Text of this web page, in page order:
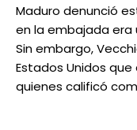
Maduro denunció
en la embajada era
Sin embargo,
Estados Unidos
quienes calificó